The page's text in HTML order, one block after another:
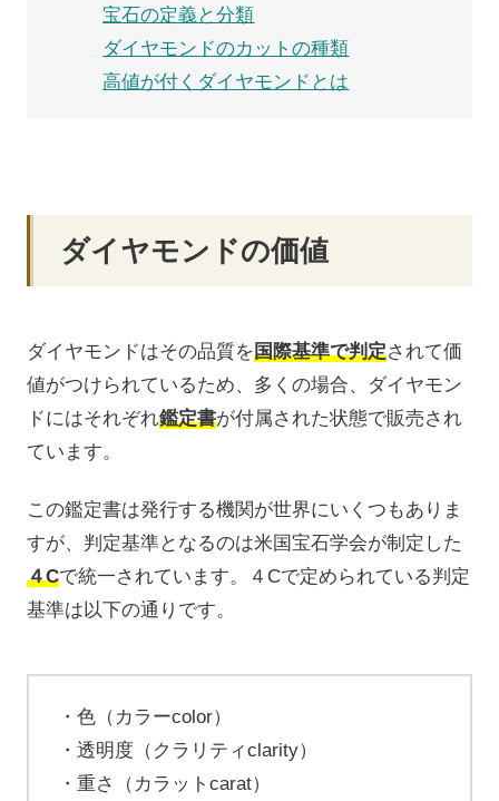
宝石の定義と分類
ダイヤモンドのカットの種類
高値が付くダイヤモンドとは
ダイヤモンドの価値
ダイヤモンドはその品質を国際基準で判定されて価
値がつけられているため、多くの場合、ダイヤモン
ドにはそれぞれ鑑定書が付属された状態で販売され
ています。
この鑑定書は発行する機関が世界にいくつもありま
すが、判定基準となるのは米国宝石学会が制定した
４Cで統一されています。４Cで定められている判定
基準は以下の通りです。
色（カラーcolor）
透明度（クラリティclarity）
重さ（カラットcarat）